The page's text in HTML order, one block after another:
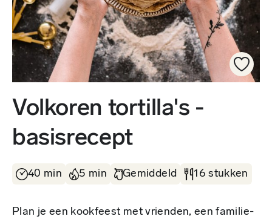
Volkoren tortilla's -
basisrecept
40 min 5 min Gemiddeld 16 stukken
Plan je een kookfeest met vrienden, een familie-